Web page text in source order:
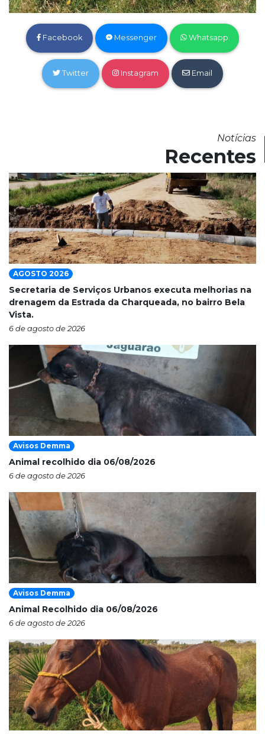
Facebook Messenger Whatsapp
Twitter Instagram Email
Notícias
Recentes
AGOSTO 2026
Secretaria de Serviços Urbanos executa melhorias na
drenagem da Estrada da Charqueada, no bairro Bela
Vista.
6 de agosto de 2026
Avisos Demma
Animal recolhido dia 06/08/2026
6 de agosto de 2026
Avisos Demma
Animal Recolhido dia 06/08/2026
6 de agosto de 2026